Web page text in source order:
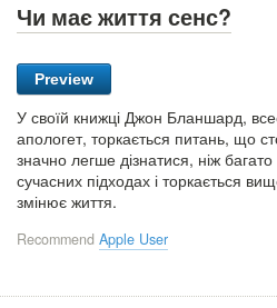
Чи має життя сенс?
Preview
У своїй книжці Джон Бланшард,
апологет, торкається питань, що
значно легше дізнатися, ніж
сучасних підходах і торкається
змінює життя.
Recommend Apple User